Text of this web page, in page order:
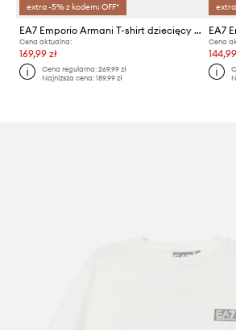
extra -5% z kodem: OFF*
EA7 Emporio Armani T-shirt dziecięcy bawełniany z elastanem
Cena aktualna:
169,99 zł
Cena regularna:269,99 zł
Najniższa cena:189,99 zł
EA7
Cena